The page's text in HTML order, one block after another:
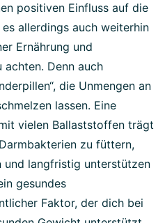
positiven Einfluss auf die
allerdings auch weiterhin
Ernährung und
achten. Denn auch
die Unmengen an
lassen. Eine
vielen Ballaststoffen trägt
zu füttern,
und langfristig unterstützen
gesundes
Faktor, der dich bei